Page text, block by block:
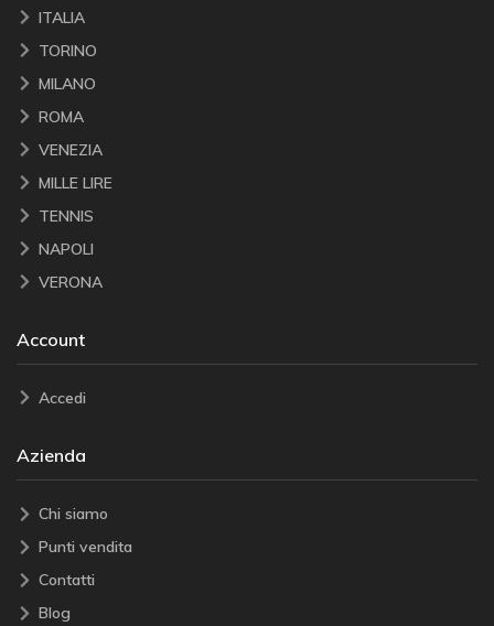
ITALIA
TORINO
MILANO
ROMA
VENEZIA
MILLE LIRE
TENNIS
NAPOLI
VERONA
Account
Accedi
Azienda
Chi siamo
Punti vendita
Contatti
Blog